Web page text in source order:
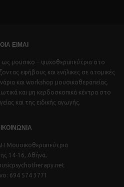
ΕΙΜΑΙ
ως μουσικο – ψυχοθεραπεύτρια στο
εφήβους και ενήλικες σε ατομικές
και workshop μουσικοθεραπείας.
και μη κερδοσκοπικά κέντρα στο
και της ειδικής αγωγής.
Μουσικοθεραπεύτρια
14-16, Αθήνα,
694 574 3771